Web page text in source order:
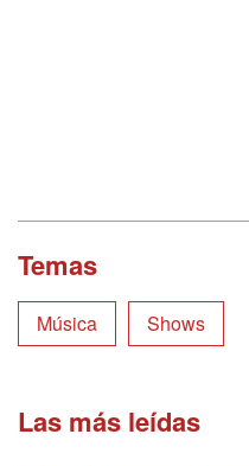
Temas
Música Shows
Las más leídas